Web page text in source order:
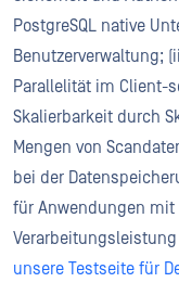
PostgreSQL native
Benutzerverwaltung;
Parallelität im Client-
Skalierbarkeit durch
Mengen von
bei der
für Anwendungen mit
unsere Testseite für